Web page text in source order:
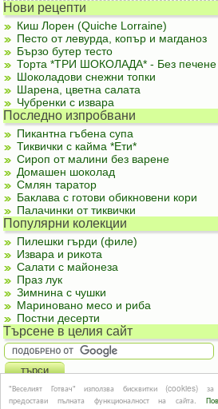
"Веселият Готвач" използва бисквитки (cookies)
предостави пълната функционалност на сайта.
Нови рецепти
Киш Лорен (Quiche Lorraine)
Песто от левурда, копър и магданоз
Бързо бутер тесто
Торта *ТРИ ШОКОЛАДА* - Без печене
Шоколадови снежни топки
Шарена, цветна салата
Чубренки с извара
Последно изпробвани
Пикантна гъбена супа
Тиквички с кайма *Ети*
Сироп от малини без варене
Домашен шоколад
Смлян таратор
Баклава с готови обикновени кори
Палачинки от тиквички
Популярни колекции
Пилешки гърди (филе)
Извара и рикота
Салати с майонеза
Праз лук
Зимнина с чушки
Мариновано месо и риба
Постни десерти
Търсене в целия сайт
За реклама | | Подкрепете ни
информация
© Информацията в този сайт или части от нея не